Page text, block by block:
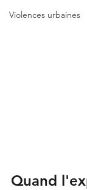
Violences urbaines
Quand